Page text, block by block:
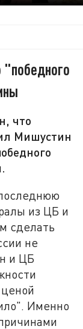
что
Мишустин
из ЦБ и
сделать
не
и ЦБ
Именно